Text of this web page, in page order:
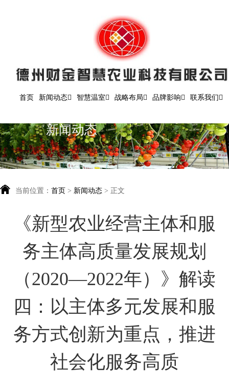
首页 新闻动态 智慧温室 战略布局 品牌影响 联系我们
新闻动态
当前位置： 首页 > 新闻动态 > 正文
《新型农业经营主体和服
务主体高质量发展规划
（2020—2022年）》解读
四：以主体多元发展和服
务方式创新为重点，推进
社会化服务高质